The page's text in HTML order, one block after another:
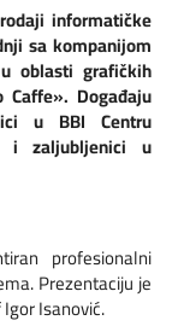
informatičke
sa kompanijom
oblasti grafičkih
Događaju
u BBI Centru
i zaljubljenici u
profesionalni
Prezentaciju je
Isanović.